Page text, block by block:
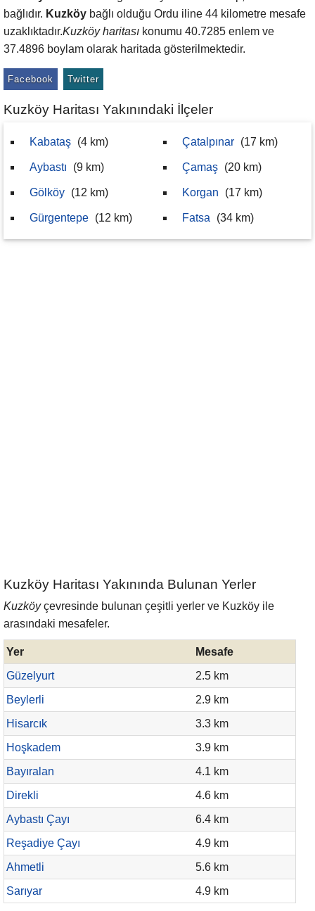
bağlıdır. Kuzköy bağlı olduğu Ordu iline 44 kilometre mesafe
uzaklıktadır.Kuzköy haritası konumu 40.7285 enlem ve
37.4896 boylam olarak haritada gösterilmektedir.
Facebook Twitter
Kuzköy Haritası Yakınındaki İlçeler
Kabataş (4 km)
Aybastı (9 km)
Gölköy (12 km)
Gürgentepe (12 km)
Çatalpınar (17 km)
Çamaş (20 km)
Korgan (17 km)
Fatsa (34 km)
Kuzköy Haritası Yakınında Bulunan Yerler
Kuzköyçevresinde bulunan çeşitli yerler ve Kuzköy ile
arasındaki mesafeler.
Yer
Mesafe
Güzelyurt
2.5 km
Beylerli
2.9 km
Hisarcık
3.3 km
Hoşkadem
3.9 km
Bayıralan
4.1 km
Direkli
4.6 km
Aybastı Çayı
6.4 km
Reşadiye Çayı
4.9 km
Ahmetli
5.6 km
Sarıyar
4.9 km